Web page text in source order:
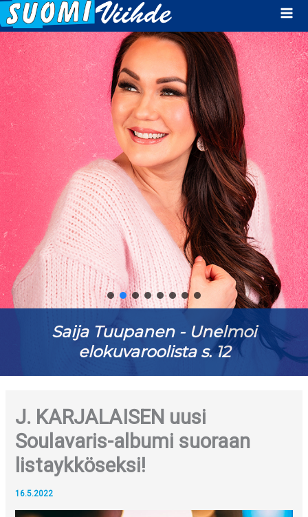
Saija Tuupanen - Unelmoi
elokuvaroolista s. 12
J. KARJALAISEN uusi
Soulavaris-albumi suoraan
listaykköseksi!
16.5.2022